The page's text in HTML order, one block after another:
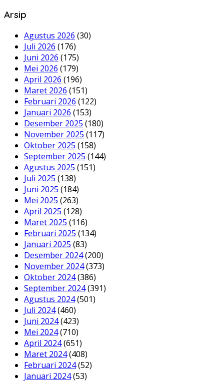
Arsip
Agustus 2026 (30)
Juli 2026 (176)
Juni 2026 (175)
Mei 2026 (179)
April 2026 (196)
Maret 2026 (151)
Februari 2026 (122)
Januari 2026 (153)
Desember 2025 (180)
November 2025 (117)
Oktober 2025 (158)
September 2025 (144)
Agustus 2025 (151)
Juli 2025 (138)
Juni 2025 (184)
Mei 2025 (263)
April 2025 (128)
Maret 2025 (116)
Februari 2025 (134)
Januari 2025 (83)
Desember 2024(200)
November 2024(373)
Oktober 2024(386)
September 2024(391)
Agustus 2024(501)
Juli 2024(460)
Juni 2024(423)
Mei 2024(710)
April 2024(651)
Maret 2024(408)
Februari 2024(52)
Januari 2024(53)